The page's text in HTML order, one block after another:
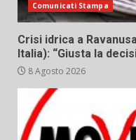
Comunicati Stampa
Crisi idrica a
Italia): “Giusta la
8 Agosto 2026